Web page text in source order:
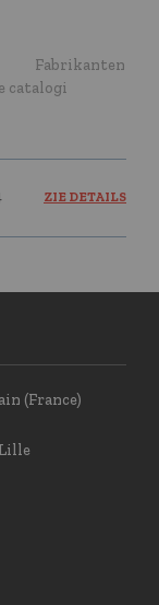
Fabrikanten
catalogi
ZIE DETAILS
(France)